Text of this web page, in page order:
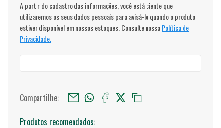
A partir do cadastro das informações, você está ciente que
utilizaremos os seus dados pessoais para avisá-lo quando o produto
estiver disponível em nossos estoques. Consulte nossaPolítica de
Privacidade.
Compartilhe:
Produtos recomendados: